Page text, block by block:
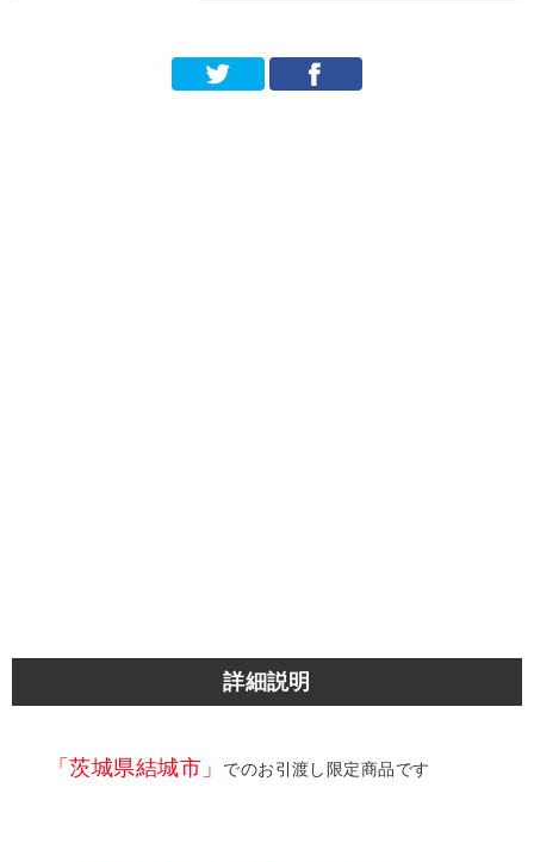
詳細説明
「茨城県結城市」 でのお引渡し限定商品です